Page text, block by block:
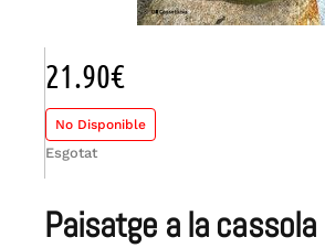
paisatge a la cassola
21.90€
No Disponible
Esgotat